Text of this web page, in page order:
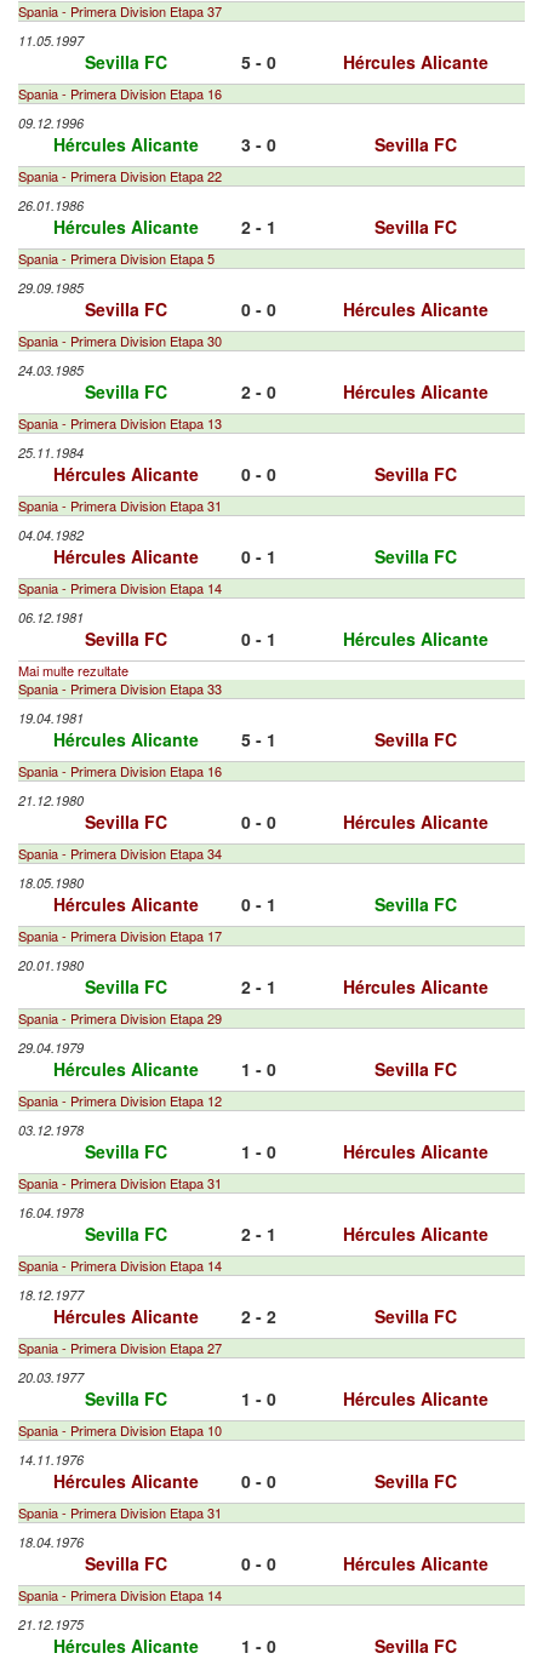
Spania - Primera Division Etapa 37
11.05.1997
Sevilla FC 5 - 0 Hércules Alicante
Spania - Primera Division Etapa 16
09.12.1996
Hércules Alicante 3 - 0 Sevilla FC
Spania - Primera Division Etapa 22
26.01.1986
Hércules Alicante 2 - 1 Sevilla FC
Spania - Primera Division Etapa 5
29.09.1985
Sevilla FC 0 - 0 Hércules Alicante
Spania - Primera Division Etapa 30
24.03.1985
Sevilla FC 2 - 0 Hércules Alicante
Spania - Primera Division Etapa 13
25.11.1984
Hércules Alicante 0 - 0 Sevilla FC
Spania - Primera Division Etapa 31
04.04.1982
Hércules Alicante 0 - 1 Sevilla FC
Spania - Primera Division Etapa 14
06.12.1981
Sevilla FC 0 - 1 Hércules Alicante
Mai multe rezultate
Spania - Primera Division Etapa 33
19.04.1981
Hércules Alicante 5 - 1 Sevilla FC
Spania - Primera Division Etapa 16
21.12.1980
Sevilla FC 0 - 0 Hércules Alicante
Spania - Primera Division Etapa 34
18.05.1980
Hércules Alicante 0 - 1 Sevilla FC
Spania - Primera Division Etapa 17
20.01.1980
Sevilla FC 2 - 1 Hércules Alicante
Spania - Primera Division Etapa 29
29.04.1979
Hércules Alicante 1 - 0 Sevilla FC
Spania - Primera Division Etapa 12
03.12.1978
Sevilla FC 1 - 0 Hércules Alicante
Spania - Primera Division Etapa 31
16.04.1978
Sevilla FC 2 - 1 Hércules Alicante
Spania - Primera Division Etapa 14
18.12.1977
Hércules Alicante 2 - 2 Sevilla FC
Spania - Primera Division Etapa 27
20.03.1977
Sevilla FC 1 - 0 Hércules Alicante
Spania - Primera Division Etapa 10
14.11.1976
Hércules Alicante 0 - 0 Sevilla FC
Spania - Primera Division Etapa 31
18.04.1976
Sevilla FC 0 - 0 Hércules Alicante
Spania - Primera Division Etapa 14
21.12.1975
Hércules Alicante 1 - 0 Sevilla FC